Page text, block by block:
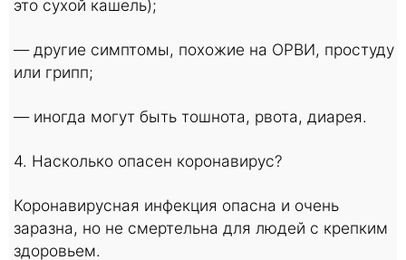
это сухой кашель);
— другие симптомы, похожие на ОРВИ, простуду
или грипп;
— иногда могут быть тошнота, рвота, диарея.
4. Насколько опасен коронавирус?
Коронавирусная инфекция опасна и очень
заразна, но не смертельна для людей с крепким
здоровьем.